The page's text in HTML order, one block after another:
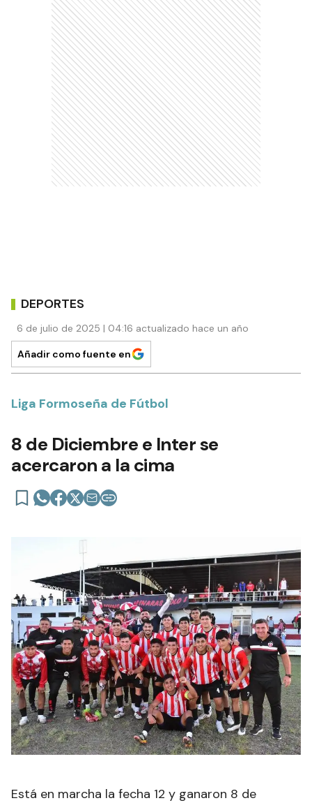
DEPORTES
6 de julio de 2025 | 04:16 actualizado hace un año
Añadir como fuente en
Liga Formoseña de Fútbol
8 de Diciembre e Inter se
acercaron a la cima
Está en marcha la fecha 12 y ganaron 8 de